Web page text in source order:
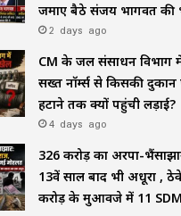
जमाए बैठे संजय भागवत की
2 days ago
CM के जल संसाधन विभाग
सख्त नॉर्म्स से किसकी दुकान
हटाने तक क्यों पहुंची लड़ाई?
4 days ago
₹326 करोड़ का अरपा-
13वें साल बाद भी अधूरा ,
करोड़ के मुआवजे में 11